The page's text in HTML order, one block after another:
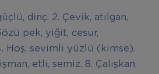
dinç. 2. Çevik, atılgan,
pek, yiğit, cesur,
Hoş, sevimli yüzlü (kimse).
etli, semiz. 8. Çalışkan,